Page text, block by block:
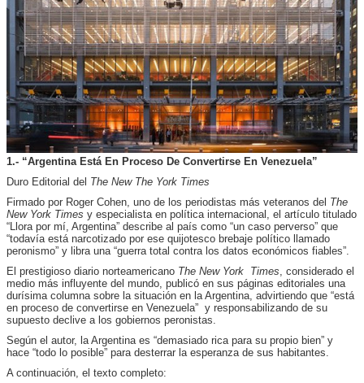
1.- “Argentina Está En Proceso De Convertirse En Venezuela”
Duro Editorial del The New The York Times
Firmado por Roger Cohen, uno de los periodistas más veteranos del The
New York Times y especialista en política internacional, el artículo titulado
“Llora por mí, Argentina” describe al país como “un caso perverso” que
“todavía está narcotizado por ese quijotesco brebaje político llamado
peronismo” y libra una “guerra total contra los datos económicos fiables”.
El prestigioso diario norteamericano The New York Times , considerado el
medio más influyente del mundo, publicó en sus páginas editoriales una
durísima columna sobre la situación en la Argentina, advirtiendo que “está
en proceso de convertirse en Venezuela” y responsabilizando de su
supuesto declive a los gobiernos peronistas.
Según el autor, la Argentina es “demasiado rica para su propio bien” y
hace “todo lo posible” para desterrar la esperanza de sus habitantes.
A continuación, el texto completo: